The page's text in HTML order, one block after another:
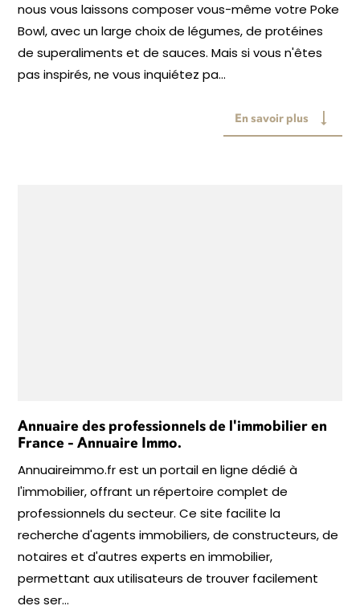
nous vous laissons composer vous-même votre Poke
Bowl, avec un large choix de légumes, de protéines
de superaliments et de sauces. Mais si vous n'êtes
pas inspirés, ne vous inquiétez pa...
En savoir plus
Annuaire des professionnels de l'immobilier en
France - Annuaire Immo.
Annuaireimmo.fr est un portail en ligne dédié à
l'immobilier, offrant un répertoire complet de
professionnels du secteur. Ce site facilite la
recherche d'agents immobiliers, de constructeurs, de
notaires et d'autres experts en immobilier,
permettant aux utilisateurs de trouver facilement
des ser...